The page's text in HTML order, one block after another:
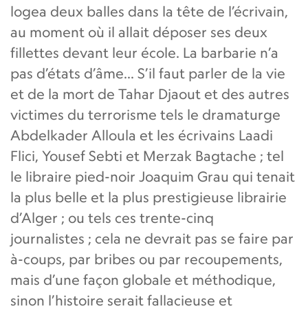
logea deux balles dans la tête de l’écrivain,
au moment où il allait déposer ses deux
fillettes devant leur école. La barbarie n’a
pas d’états d’âme... S’il faut parler de la vie
et de la mort de Tahar Djaout et des autres
victimes du terrorisme tels le dramaturge
Abdelkader Alloula et les écrivains Laadi
Flici, Yousef Sebti et Merzak Bagtache ; tel
le libraire pied-noir Joaquim Grau qui tenait
la plus belle et la plus prestigieuse librairie
d’Alger ; ou tels ces trente-cinq
journalistes ; cela ne devrait pas se faire par
à-coups, par bribes ou par recoupements,
mais d’une façon globale et méthodique,
sinon l’histoire serait fallacieuse et